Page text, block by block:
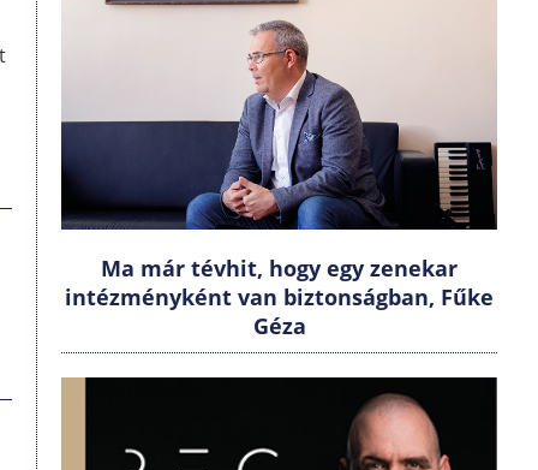
Ma már tévhit, hogy egy zenekar
intézményként van biztonságban, Fűke
Géza